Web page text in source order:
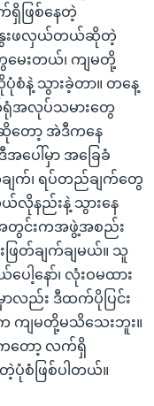
က်ရှိဖြစ်နေတဲ့
ေးဖလှယ်တယ်ဆိုတဲ့
မေးတယ်၊ ကျမတို့
စံနဲ့ သွားခဲ့တာ။ တနေ့
အလုပ်သမားတွေ
တော့ အဲဒီကနေ
ေါ်မှာ အခြေခံ
ျက်၊ ရပ်တည်ချက်တွေ
ယ်လိုနည်းနဲ့ သွားနေ
တွင်းကအဖွဲ့အစည်း
ဖြတ်ချက်ချမယ်။ သူ
ါ့နော်၊ လုံးဝမထား
လည်း ဒီထက်ပိုပြင်း
က ကျမတို့မသိသေးဘူး။
တော့ လက်ရှိ
ပုံစံဖြစ်ပါတယ်။